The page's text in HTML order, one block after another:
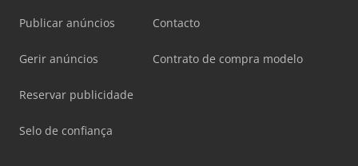
Publicar anúncios
Gerir anúncios
Reservar publicidade
Selo de confiança
Contacto
Contrato de compra modelo